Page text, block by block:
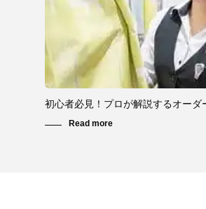
初心者必見！プロが解説するオーダ